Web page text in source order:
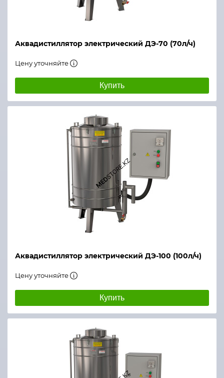
Аквадистиллятор электрический ДЭ-70 (70л/ч)
Цену уточняйте
Купить
Аквадистиллятор электрический ДЭ-100 (100л/ч)
Цену уточняйте
Купить